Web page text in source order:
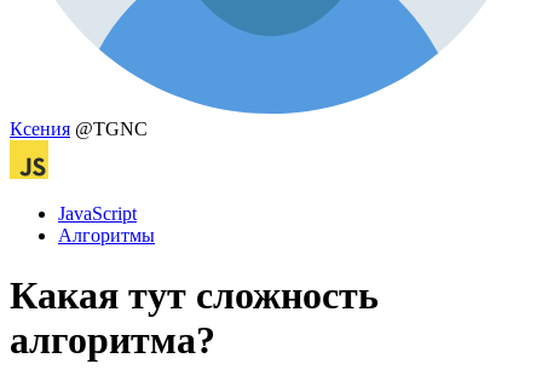
Ксения @TGNC
JavaScript
Алгоритмы
Какая тут сложность
алгоритма?